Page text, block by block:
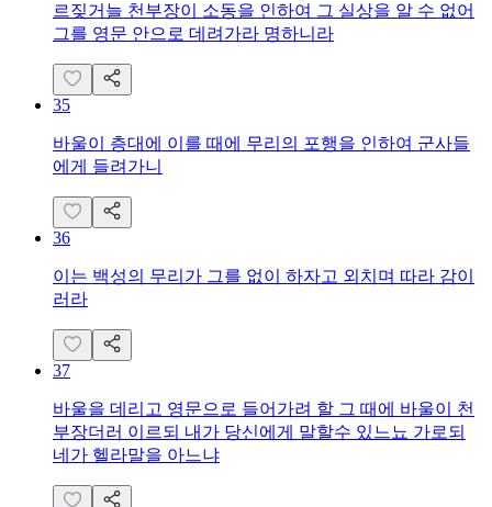
르짖거늘 천부장이 소동을 인하여 그 실상을 알 수 없어
그를 영문 안으로 데려가라 명하니라
35
바울이 층대에 이를 때에 무리의 포행을 인하여 군사들
에게 들려가니
36
이는 백성의 무리가 그를 없이 하자고 외치며 따라 감이
러라
37
바울을 데리고 영문으로 들어가려 할 그 때에 바울이 천
부장더러 이르되 내가 당신에게 말할수 있느뇨 가로되
네가 헬라말을 아느냐